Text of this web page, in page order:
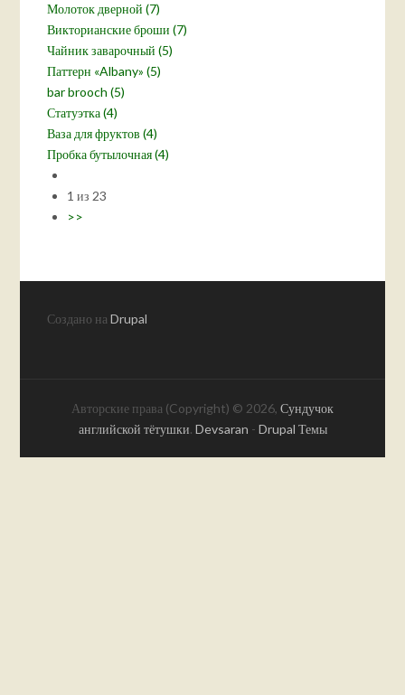
Молоток дверной (7)
Викторианские броши (7)
Чайник заварочный (5)
Паттерн «Albany» (5)
bar brooch (5)
Статуэтка (4)
Ваза для фруктов (4)
Пробка бутылочная (4)
1 из 23
>>
Создано наDrupal
Авторские права (Copyright) © 2026, Сундучок
английской тётушки. Devsaran - Drupal Темы